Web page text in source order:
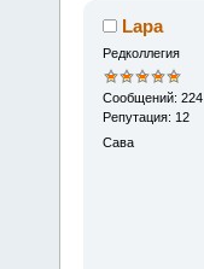
Lapa
Редколлегия
Сообщений: 224
Репутация: 12
Сава